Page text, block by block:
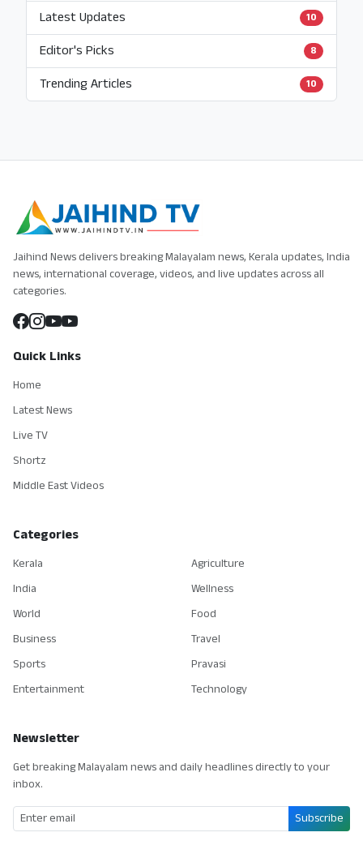
Latest Updates 10
Editor's Picks 8
Trending Articles 10
Jaihind News delivers breaking Malayalam news, Kerala updates, India
news, international coverage, videos, and live updates across all
categories.
Quick Links
Home
Latest News
Live TV
Shortz
Middle East Videos
Categories
Kerala
India
World
Business
Sports
Entertainment
Agriculture
Wellness
Food
Travel
Pravasi
Technology
Newsletter
Get breaking Malayalam news and daily headlines directly to your
inbox.
Subscribe